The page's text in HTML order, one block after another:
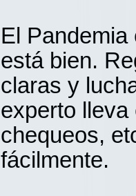
El
está bien.
claras y
experto
chequeos,
fácilmente.